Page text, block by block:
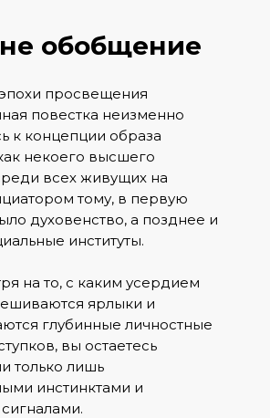
обобщение
просвещения
повестка неизменно
к концепции образа
некоего высшего
всех живущих на
тому, в первую
духовенство, а позднее и
институты.
на то, с каким усердием
ярлыки и
глубинные личностные
вы остаетесь
только лишь
инстинктами и